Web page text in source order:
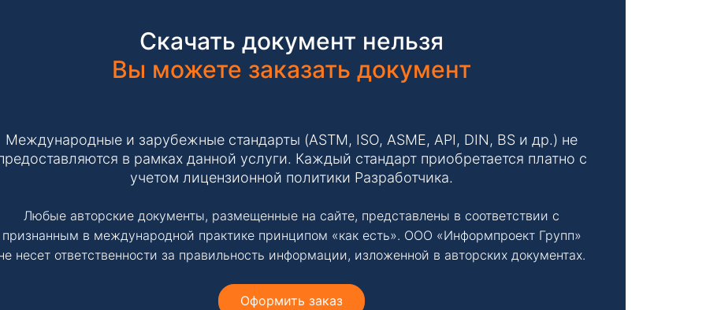
Скачать документ нельзя
Вы можете заказать документ
Международные и зарубежные стандарты (ASTM, ISO, ASME, API, DIN, BS и др.) не
в рамках данной услуги. Каждый стандарт приобретается платно с
учетом лицензионной политики Разработчика.
Любые авторские документы, размещенные на сайте, представлены в соответствии с
признанным в международной практике принципом «как есть». ООО «Информпроект Групп»
несет ответственности за правильность информации, изложенной в авторских документах.
Оформить заказ